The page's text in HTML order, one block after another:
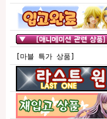
[마블 특가 상품]